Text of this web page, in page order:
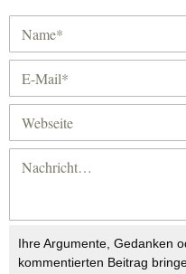
Ihre Argumente, Gedanken
kommentierten Beitrag